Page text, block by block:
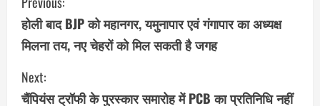
o
n
t
होली बाद BJP को महानगर, यमुनापार एवं गंगापार का अध्यक्ष
मिलना तय, नए चेहरों को मिल सकती है जगह
Next:
चैंपियंस ट्रॉफी के पुरस्कार समारोह में PCB का प्रतिनिधि नहीं